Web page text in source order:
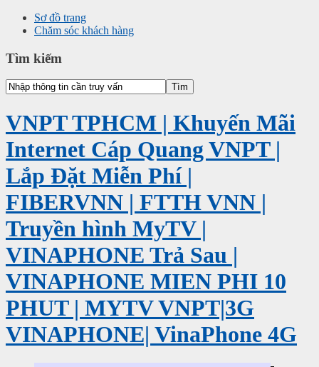
Sơ đồ trang
Chăm sóc khách hàng
Tìm kiếm
VNPT TPHCM | Khuyến Mãi
Internet Cáp Quang VNPT |
Lắp Đặt Miễn Phí |
FIBERVNN | FTTH VNN |
Truyền hình MyTV |
VINAPHONE Trả Sau |
VINAPHONE MIEN PHI 10
PHUT | MYTV VNPT|3G
VINAPHONE| VinaPhone 4G